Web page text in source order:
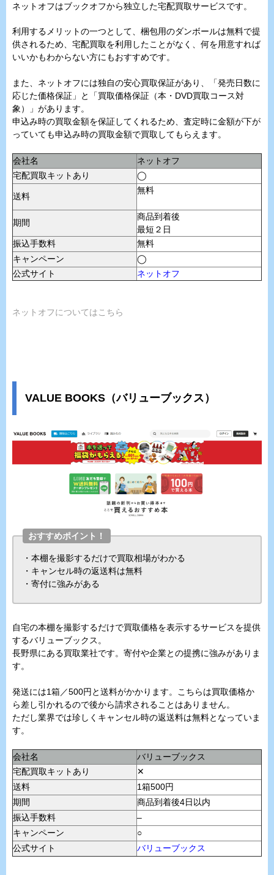
ネットオフはブックオフから独立した宅配買取サービスです。
利用するメリットの一つとして、梱包用のダンボールは無料で提
供されるため、宅配買取を利用したことがなく、何を用意すれば
いいかもわからない方にもおすすめです。
また、ネットオフには独自の安心買取保証があり、「発売日数に
応じた価格保証」と「買取価格保証（本・DVD買取コース対
象）」があります。
申込み時の買取金額を保証してくれるため、査定時に金額が下が
っていても申込み時の買取金額で買取してもらえます。
会社名
ネットオフ
宅配買取キットあり
◯
送料
無料
期間
商品到着後
最短２日
振込手数料
無料
キャンペーン
◯
公式サイト
ネットオフ
ネットオフについてはこちら
VALUE BOOKS（バリューブックス）
おすすめポイント！
・本棚を撮影するだけで買取相場がわかる
・キャンセル時の返送料は無料
・寄付に強みがある
自宅の本棚を撮影するだけで買取価格を表示するサービスを提供
するバリューブックス。
長野県にある買取業社です。寄付や企業との提携に強みがありま
す。
発送には1箱／500円と送料がかかります。こちらは買取価格か
ら差し引かれるので後から請求されることはありません。
ただし業界では珍しくキャンセル時の返送料は無料となっていま
す。
会社名
バリューブックス
宅配買取キットあり
✕
送料
1箱500円
期間
商品到着後4日以内
振込手数料
–
キャンペーン
○
公式サイト
バリューブックス